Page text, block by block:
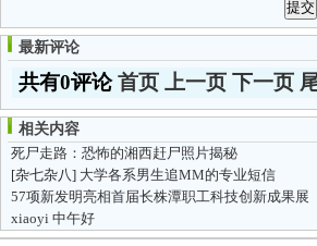
最新评论
共有0评论首页 上一页 下一页
相关内容
死尸走路：恐怖的湘西赶尸照片揭秘
[杂七杂八] 大学各系男生追MM的专业短信
57项新发明亮相首届长株潭职工科技创新成果展
xiaoyi 中午好